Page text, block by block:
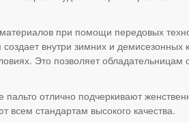
при помощи передовых
внутри зимних и демисезонных
Это позволяет
отлично подчеркивают
стандартам высокого качества.